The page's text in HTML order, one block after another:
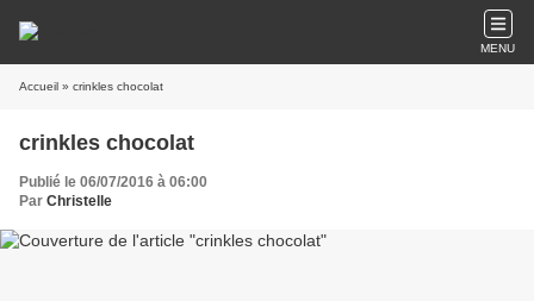
MENU
Accueil » crinkles chocolat
crinkles chocolat
Publié le 06/07/2016 à 06:00
Par Christelle